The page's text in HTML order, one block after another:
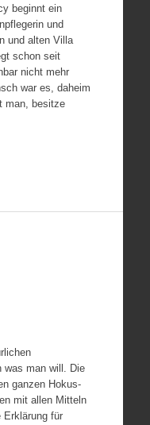
beginnt ein
und
und alten Villa
schon seit
nicht mehr
war es, daheim
man, besitze
was man will. Die
ganzen Hokus-
mit allen Mitteln
für